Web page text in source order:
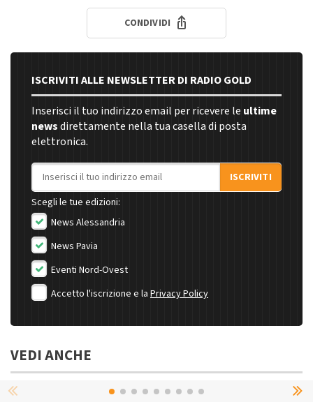
CONDIVIDI
ISCRIVITI ALLE NEWSLETTER DI RADIO GOLD
Inserisci il tuo indirizzo email per ricevere le ultime
newsdirettamente nella tua casella di posta
elettronica.
Indirizzo email
ISCRIVITI
Scegli le tue edizioni:
News Alessandria
News Pavia
Eventi Nord-Ovest
Accetto l'iscrizione e la Privacy Policy
VEDI ANCHE